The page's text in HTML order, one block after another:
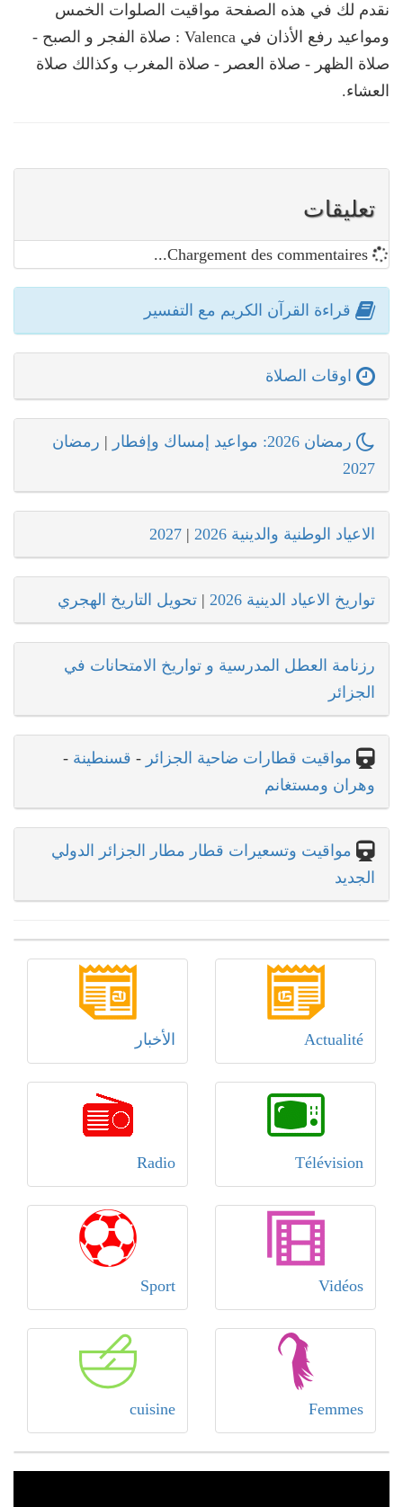
نقدم لك في هذه الصفحة مواقيت الصلوات الخمس
ومواعيد رفع الأذان في Valenca : صلاة الفجر و الصبح -
صلاة الظهر - صلاة العصر - صلاة المغرب وكذالك صلاة
العشاء.
تعليقات
قراءة القرآن الكريم مع التفسير
اوقات الصلاة
رمضان 2026: مواعيد إمساك وإفطار | رمضان
2027
الاعياد الوطنية والدينية 2026 |
2027
تواريخ الاعياد الدينية 2026 | تحويل التاريخ الهجري
رزنامة العطل المدرسية و تواريخ الامتحانات في
الجزائر
مواقيت قطارات ضاحية الجزائر - قسنطينة -
وهران ومستغانم
مواقيت وتسعيرات قطار مطار الجزائر الدولي
الجديد
Actualité الأخبار
Télévision
Radio
Vidéos
Sport
Femmes
cuisine